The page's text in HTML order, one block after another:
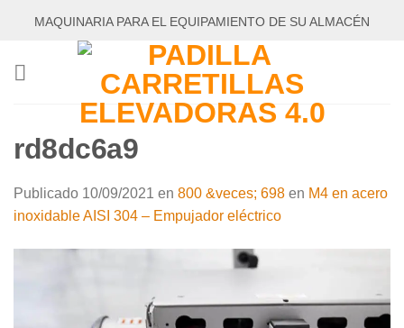
MAQUINARIA PARA EL EQUIPAMIENTO DE SU ALMACÉN
rd8dc6a9
Publicado 10/09/2021 en 800 &veces; 698 en M4 en acero
inoxidable AISI 304 – Empujador eléctrico